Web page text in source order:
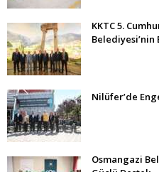
KKTC 5.
Belediyesi’nin
Nilüfer’de
Osmangazi